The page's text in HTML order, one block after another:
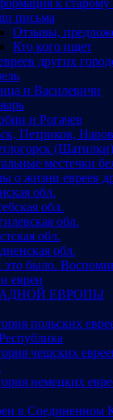
письма
Отзывы,
Кто кого ищет
других
и Василевичи
и Рогачев
Петриков,
местечки
о жизни евреев
обл.
обл.
обл.
обл.
обл.
это было.
евреи
ЕВРОПЫ
польских
чешских
немецких
в Соединенном